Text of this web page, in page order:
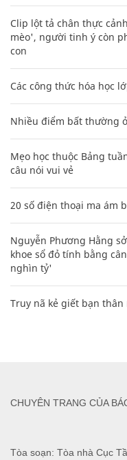
Clip lột tả chân thực
mèo', người tinh ý còn
con
Các công thức hóa học
Nhiều điểm bất thường
Mẹo học thuộc Bảng
câu nói vui vẻ
20 số điện thoại ma ám
Nguyễn Phương Hằng
khoe sổ đỏ tính bằng
nghìn tỷ'
Truy nã kẻ giết bạn
Tòa soạn: Tòa nhà Cục
CHUYÊN TRANG CỦA